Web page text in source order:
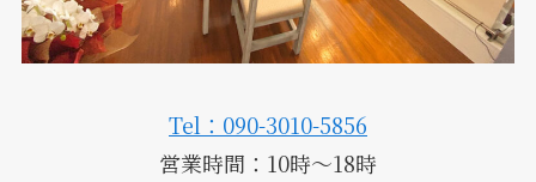
Tel：090-3010-5856
営業時間：10時～18時